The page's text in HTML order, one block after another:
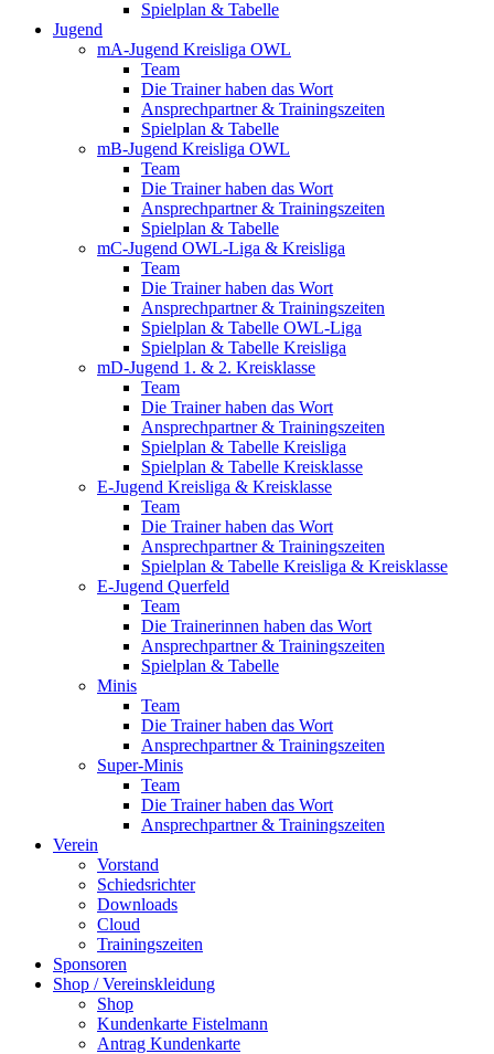
Spielplan & Tabelle
Jugend
mA-Jugend Kreisliga OWL
Team
Die Trainer haben das Wort
Ansprechpartner & Trainingszeiten
Spielplan & Tabelle
mB-Jugend Kreisliga OWL
Team
Die Trainer haben das Wort
Ansprechpartner & Trainingszeiten
Spielplan & Tabelle
mC-Jugend OWL-Liga & Kreisliga
Team
Die Trainer haben das Wort
Ansprechpartner & Trainingszeiten
Spielplan & Tabelle OWL-Liga
Spielplan & Tabelle Kreisliga
mD-Jugend 1. & 2. Kreisklasse
Team
Die Trainer haben das Wort
Ansprechpartner & Trainingszeiten
Spielplan & Tabelle Kreisliga
Spielplan & Tabelle Kreisklasse
E-Jugend Kreisliga & Kreisklasse
Team
Die Trainer haben das Wort
Ansprechpartner & Trainingszeiten
Spielplan & Tabelle Kreisliga & Kreisklasse
E-Jugend Querfeld
Team
Die Trainerinnen haben das Wort
Ansprechpartner & Trainingszeiten
Spielplan & Tabelle
Minis
Team
Die Trainer haben das Wort
Ansprechpartner & Trainingszeiten
Super-Minis
Team
Die Trainer haben das Wort
Ansprechpartner & Trainingszeiten
Verein
Vorstand
Schiedsrichter
Downloads
Cloud
Trainingszeiten
Sponsoren
Shop / Vereinskleidung
Shop
Kundenkarte Fistelmann
Antrag Kundenkarte